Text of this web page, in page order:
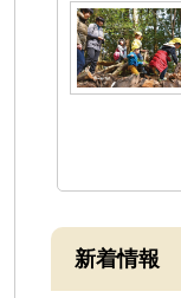
新着情報